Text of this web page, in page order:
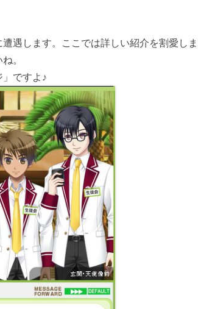
遇します。ここでは詳しい紹介を割愛しま
。
ですよ♪